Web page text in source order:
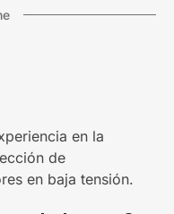
en la
de
en baja tensión.